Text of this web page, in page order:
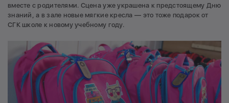
вместе с родителями. Сцена уже украшена к предстоящему Дню
знаний, а в зале новые мягкие кресла — это тоже подарок от
СГК школе к новому учебному году.